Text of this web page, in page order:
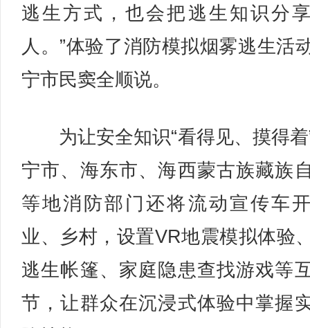
逃生方式，也会把逃生知识分
人。”体验了消防模拟烟雾逃生活
宁市民窦全顺说。
为让安全知识“看得见、摸得着
宁市、海东市、海西蒙古族藏族
等地消防部门还将流动宣传车
业、乡村，设置VR地震模拟体验
逃生帐篷、家庭隐患查找游戏等
节，让群众在沉浸式体验中掌握